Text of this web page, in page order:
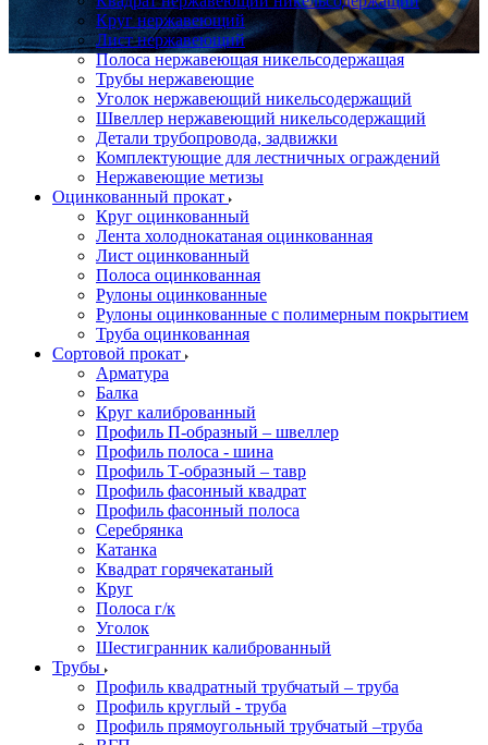
Круг нержавеющий
Лист нержавеющий
Полоса нержавеющая никельсодержащая
Трубы нержавеющие
Уголок нержавеющий никельсодержащий
Швеллер нержавеющий никельсодержащий
Детали трубопровода, задвижки
Комплектующие для лестничных ограждений
Нержавеющие метизы
Оцинкованный прокат
Круг оцинкованный
Лента холоднокатаная оцинкованная
Лист оцинкованный
Полоса оцинкованная
Рулоны оцинкованные
Рулоны оцинкованные с полимерным покрытием
Труба оцинкованная
Сортовой прокат
Арматура
Балка
Круг калиброванный
Профиль П-образный – швеллер
Профиль полоса - шина
Профиль Т-образный – тавр
Профиль фасонный квадрат
Профиль фасонный полоса
Серебрянка
Катанка
Квадрат горячекатаный
Круг
Полоса г/к
Уголок
Шестигранник калиброванный
Трубы
Профиль квадратный трубчатый – труба
Профиль круглый - труба
Профиль прямоугольный трубчатый –труба